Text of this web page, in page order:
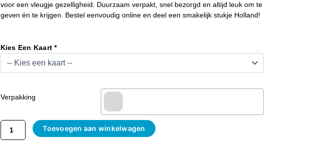
voor een vleugje gezelligheid. Duurzaam verpakt, snel bezorgd en altijd leuk om te
geven én te krijgen. Bestel eenvoudig online en deel een smakelijk stukje Holland!
Kies Een Kaart *
Verpakking
Stroopwafel
Blik
Met
Pepernoten
Toevoegen aan winkelwagen